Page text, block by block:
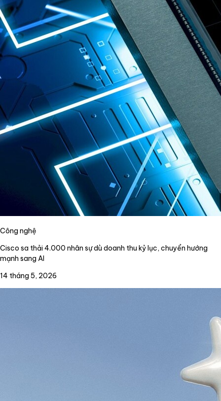
Công nghệ
Cisco sa thải 4.000 nhân sự dù doanh thu kỷ lục, chuyển hướng
mạnh sang AI
14 tháng 5, 2026